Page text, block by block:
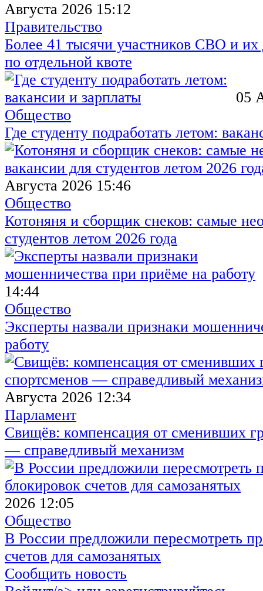
Августа 2026 15:12
Правительство
Более 41 тысячи участников СВО и их
по отдельной квоте
05
Общество
Где студенту подработать летом:
Августа 2026 15:46
Общество
Котоняня и сборщик снеков: самые
студентов летом 2026 года
14:44
Общество
Эксперты назвали признаки
работу
Августа 2026 12:34
Парламент
Свищёв: компенсация от сменивших
— справедливый механизм
2026 12:05
Общество
В России предложили пересмотреть
счетов для самозанятых
Сообщить новость